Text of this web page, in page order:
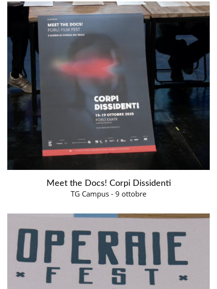
Meet the Docs! Corpi Dissidenti
TG Campus - 9 ottobre